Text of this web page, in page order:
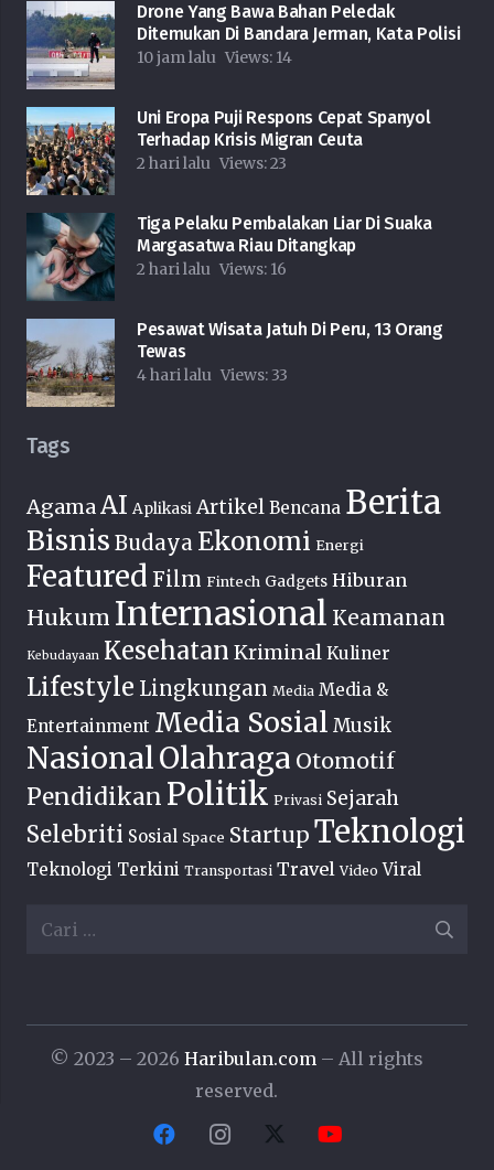
Drone Yang Bawa Bahan Peledak
Ditemukan Di Bandara Jerman, Kata Polisi
10 jam lalu Views: 14
Uni Eropa Puji Respons Cepat Spanyol
Terhadap Krisis Migran Ceuta
2 hari lalu Views:23
Tiga Pelaku Pembalakan Liar Di Suaka
Margasatwa Riau Ditangkap
2 hari lalu Views: 16
Pesawat Wisata Jatuh Di Peru, 13 Orang
Tewas
4 hari lalu Views: 33
Tags
AgamaAI Aplikasi Artikel Bencana Berita
Bisnis Budaya Ekonomi Energi
Featured Film Fintech Gadgets Hiburan
Hukum Internasional Keamanan
Kebudayaan Kesehatan Kriminal Kuliner
Lifestyle Lingkungan Media Media &
Entertainment Media Sosial Musik
NasionalOlahraga Otomotif
Pendidikan Politik Privasi Sejarah
Selebriti Sosial Space Startup Teknologi
Teknologi Terkini Transportasi Travel Video Viral
Cari
© 2023 – 2026 Haribulan.com – All rights
reserved.